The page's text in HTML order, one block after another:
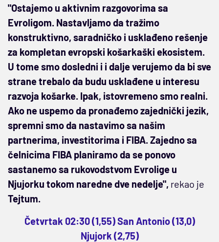
"Ostajemo u aktivnim razgovorima sa
Evroligom. Nastavljamo da tražimo
konstruktivno, saradničko i usklađeno rešenje
za kompletan evropski košarkaški ekosistem.
U tome smo dosledni i i dalje verujemo da bi sve
strane trebalo da budu usklađene u interesu
razvoja košarke. Ipak, istovremeno smo realni.
Ako ne uspemo da pronađemo zajednički jezik,
spremni smo da nastavimo sa našim
partnerima, investitorima i FIBA. Zajedno sa
čelnicima FIBA planiramo da se ponovo
sastanemo sa rukovodstvom Evrolige u
Njujorku tokom naredne dve nedelje", rekao je
Tejtum.
Četvrtak 02:30 (1,55) San Antonio (13,0)
Njujork (2,75)